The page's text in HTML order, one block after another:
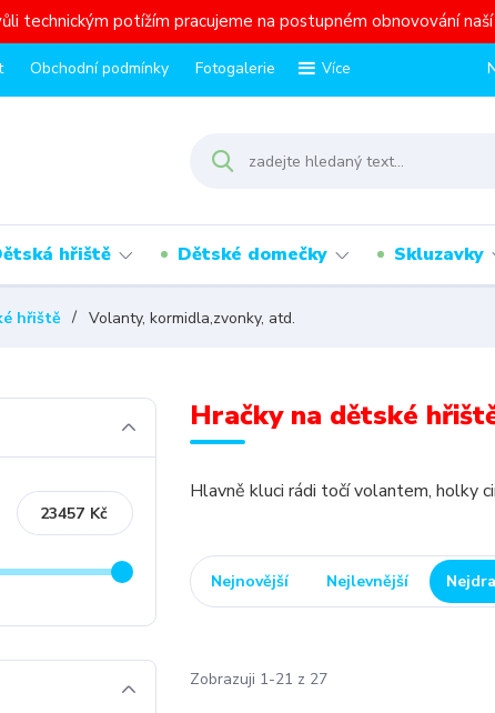
technickým potížím pracujeme na postupném obnovování
Obchodní podmínky Fotogalerie Více
hřiště Dětské domečky Skluzavky
hřiště Volanty, kormidla,zvonky, atd.
Hračky na dětské
Hlavně kluci rádi točí volantem, holky
Nejnovější Nejlevnější
Zobrazuji 1-21 z 27
Kč